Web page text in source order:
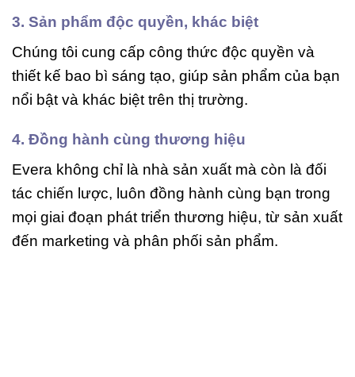
3. Sản phẩm độc quyền, khác biệt
Chúng tôi cung cấp công thức độc quyền và
thiết kế bao bì sáng tạo, giúp sản phẩm của bạn
nổi bật và khác biệt trên thị trường.
4. Đồng hành cùng thương hiệu
Evera không chỉ là nhà sản xuất mà còn là đối
tác chiến lược, luôn đồng hành cùng bạn trong
mọi giai đoạn phát triển thương hiệu, từ sản xuất
đến marketing và phân phối sản phẩm.